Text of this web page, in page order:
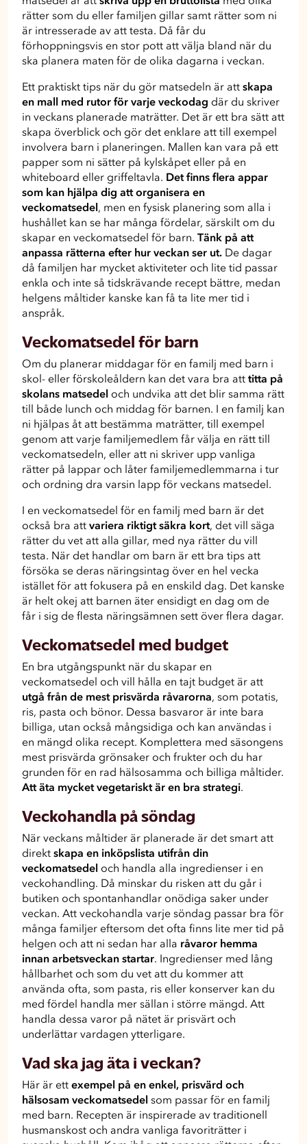
rätter som du eller familjen gillar samt rätter som ni
är intresserade av att testa. Då får du
förhoppningsvis en stor pott att välja bland när du
ska planera maten för de olika dagarna i veckan.
Ett praktiskt tips när du gör matsedeln är att skapa
en mall med rutor för varje veckodag där du skriver
in veckans planerade maträtter. Det är ett bra sätt att
skapa överblick och gör det enklare att till exempel
involvera barn i planeringen. Mallen kan vara på ett
papper som ni sätter på kylskåpet eller på en
whiteboard eller griffeltavla. Det finns flera appar
som kan hjälpa dig att organisera en
veckomatsedel, men en fysisk planering som alla i
hushållet kan se har många fördelar, särskilt om du
skapar en veckomatsedel för barn. Tänk på att
anpassa rätterna efter hur veckan ser ut. De dagar
då familjen har mycket aktiviteter och lite tid passar
enkla och inte så tidskrävande recept bättre, medan
helgens måltider kanske kan få ta lite mer tid i
anspråk.
Veckomatsedel för barn
Om du planerar middagar för en familj med barn i
skol- eller förskoleåldern kan det vara bra att titta på
skolans matsedel och undvika att det blir samma rätt
till både lunch och middag för barnen. I en familj kan
ni hjälpas åt att bestämma maträtter, till exempel
genom att varje familjemedlem får välja en rätt till
veckomatsedeln, eller att ni skriver upp vanliga
rätter på lappar och låter familjemedlemmarna i tur
och ordning dra varsin lapp för veckans matsedel.
I en veckomatsedel för en familj med barn är det
också bra att variera riktigt säkra kort, det vill säga
rätter du vet att alla gillar, med nya rätter du vill
testa. När det handlar om barn är ett bra tips att
försöka se deras näringsintag över en hel vecka
istället för att fokusera på en enskild dag. Det kanske
är helt okej att barnen äter ensidigt en dag om de
får i sig de flesta näringsämnen sett över flera dagar.
Veckomatsedel med budget
En bra utgångspunkt när du skapar en
veckomatsedel och vill hålla en tajt budget är att
utgå från de mest prisvärda råvarorna, som potatis,
ris, pasta och bönor. Dessa basvaror är inte bara
billiga, utan också mångsidiga och kan användas i
en mängd olika recept. Komplettera med säsongens
mest prisvärda grönsaker och frukter och du har
grunden för en rad hälsosamma och billiga måltider.
Att äta mycket vegetariskt är en bra strategi.
Veckohandla på söndag
När veckans måltider är planerade är det smart att
direkt skapa en inköpslista utifrån din
veckomatsedel och handla alla ingredienser i en
veckohandling. Då minskar du risken att du går i
butiken och spontanhandlar onödiga saker under
veckan. Att veckohandla varje söndag passar bra för
många familjer eftersom det ofta finns lite mer tid på
helgen och att ni sedan har alla råvaror hemma
innan arbetsveckan startar. Ingredienser med lång
hållbarhet och som du vet att du kommer att
använda ofta, som pasta, ris eller konserver kan du
med fördel handla mer sällan i större mängd. Att
handla dessa varor på nätet är prisvärt och
underlättar vardagen ytterligare.
Vad ska jag äta i veckan?
Här är ett exempel på en enkel, prisvärd och
hälsosam veckomatsedel som passar för en familj
med barn. Recepten är inspirerade av traditionell
husmanskost och andra vanliga favoriträtter i